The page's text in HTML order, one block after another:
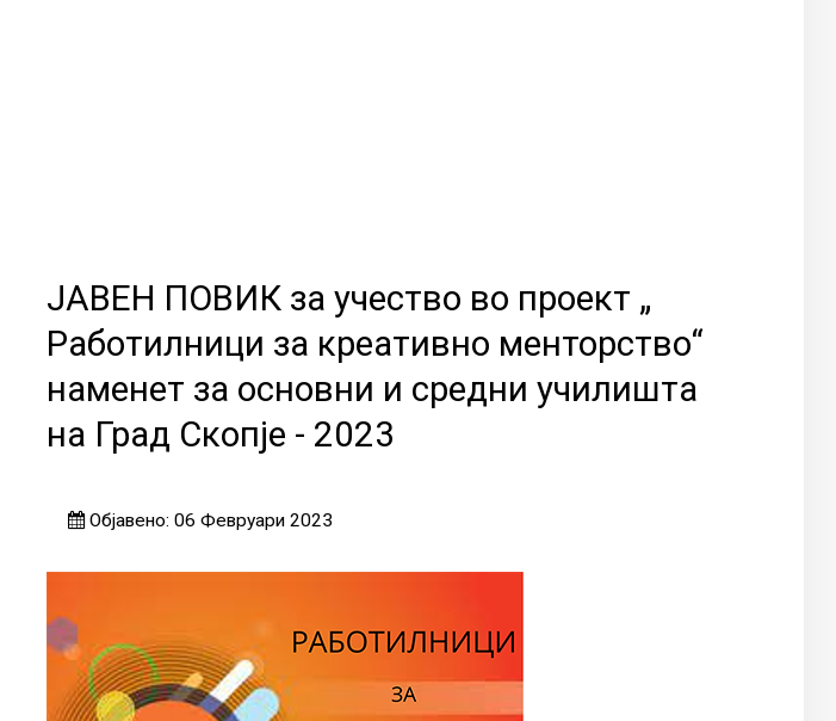
ЈАВЕН ПОВИК за учество во проект „
Работилници за креативно менторство“
наменет за основни и средни училишта
на Град Скопје - 2023
Објавено: 06 Февруари 2023